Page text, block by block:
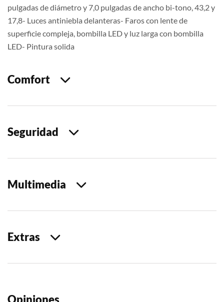
pulgadas de diámetro y 7,0 pulgadas de ancho bi-tono, 43,2 y
17,8- Luces antiniebla delanteras- Faros con lente de
superficie compleja, bombilla LED y luz larga con bombilla
LED- Pintura solida
Comfort
Seguridad
Multimedia
Extras